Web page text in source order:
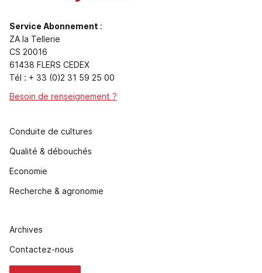
Service Abonnement :
ZA la Tellerie
CS 20016
61438 FLERS CEDEX
Tél : + 33 (0)2 31 59 25 00
Besoin de renseignement ?
Conduite de cultures
Qualité & débouchés
Economie
Recherche & agronomie
Archives
Contactez-nous